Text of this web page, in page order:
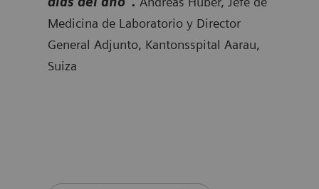
Medicina de Laboratorio y Director
General Adjunto, Kantonsspital Aarau,
Suiza